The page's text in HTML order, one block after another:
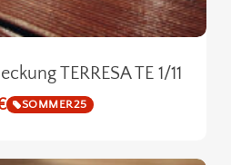
TERRESA TE 1/11
SOMMER25